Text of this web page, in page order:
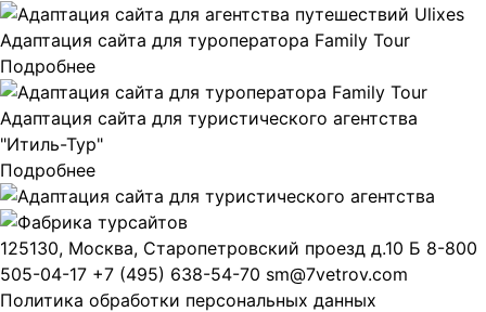
Адаптация сайта для туроператора Family Tour
Подробнее
Адаптация сайта для туристического агентства
"Итиль-Тур"
Подробнее
125130, Москва, Старопетровский проезд д.10 Б 8-800
505-04-17 +7 (495) 638-54-70 sm@7vetrov.com
Политика обработки персональных данных